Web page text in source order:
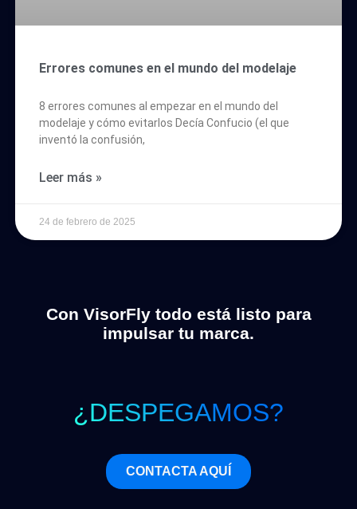
Errores comunes en el mundo del modelaje
8 errores comunes al empezar en el mundo del
modelaje y cómo evitarlos Decía Confucio (el que
inventó la confusión,
Leer más »
24 de febrero de 2025
Con VisorFly todo está listo para
impulsar tu marca.
¿DESPEGAMOS?
CONTACTA AQUÍ